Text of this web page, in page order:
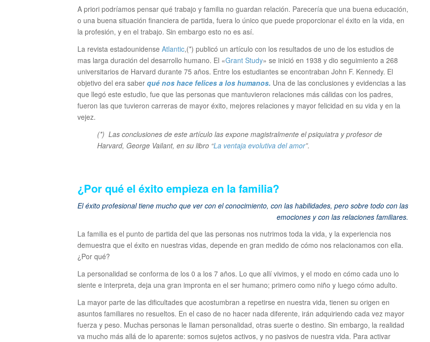
A priori podríamos pensar qué trabajo y familia no guardan relación. Parecería que una buena educación,
o una buena situación financiera de partida, fuera lo único que puede proporcionar el éxito en la vida, en
la profesión, y en el trabajo. Sin embargo esto no es así.
La revista estadounidense Atlantic,(*) publicó un artículo con los resultados de uno de los estudios de
mas larga duración del desarrollo humano. El «Grant Study» se inició en 1938 y dio seguimiento a 268
universitarios de Harvard durante 75 años. Entre los estudiantes se encontraban John F. Kennedy. El
objetivo del era saber qué nos hace felices a los humanos. Una de las conclusiones y evidencias a las
que llegó este estudio, fue que las personas que mantuvieron relaciones más cálidas con los padres,
fueron las que tuvieron carreras de mayor éxito, mejores relaciones y mayor felicidad en su vida y en la
vejez.
(*) Las conclusiones de este artículo las expone magistralmente el psiquiatra y profesor de
Harvard, George Vailant, en su libro “La ventaja evolutiva del amor”.
¿Por qué el éxito empieza en la familia?
El éxito profesional tiene mucho que ver con el conocimiento, con las habilidades, pero sobre todo con las
emociones y con las relaciones familiares.
La familia es el punto de partida del que las personas nos nutrimos toda la vida, y la experiencia nos
demuestra que el éxito en nuestras vidas, depende en gran medido de cómo nos relacionamos con ella.
¿Por qué?
La personalidad se conforma de los 0 a los 7 años. Lo que allí vivimos, y el modo en cómo cada uno lo
siente e interpreta, deja una gran impronta en el ser humano; primero como niño y luego cómo adulto.
La mayor parte de las dificultades que acostumbran a repetirse en nuestra vida, tienen su origen en
asuntos familiares no resueltos. En el caso de no hacer nada diferente, irán adquiriendo cada vez mayor
fuerza y peso. Muchas personas le llaman personalidad, otras suerte o destino. Sin embargo, la realidad
va mucho más allá de lo aparente: somos sujetos activos, y no pasivos de nuestra vida. Para activar